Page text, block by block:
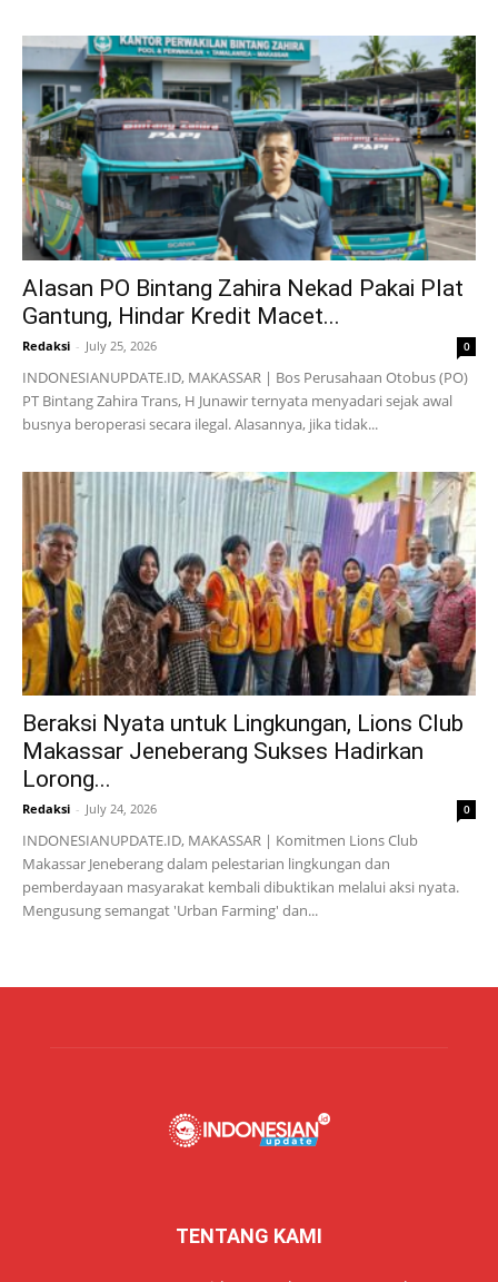
Alasan PO Bintang Zahira Nekad Pakai Plat
Gantung, Hindar Kredit Macet...
Redaksi - July 25, 2026 0
INDONESIANUPDATE.ID, MAKASSAR | Bos Perusahaan Otobus (PO)
PT Bintang Zahira Trans, H Junawir ternyata menyadari sejak awal
busnya beroperasi secara ilegal. Alasannya, jika tidak...
Beraksi Nyata untuk Lingkungan, Lions Club
Makassar Jeneberang Sukses Hadirkan
Lorong...
Redaksi - July 24, 2026 0
INDONESIANUPDATE.ID, MAKASSAR | Komitmen Lions Club
Makassar Jeneberang dalam pelestarian lingkungan dan
pemberdayaan masyarakat kembali dibuktikan melalui aksi nyata.
Mengusung semangat 'Urban Farming' dan...
TENTANG KAMI